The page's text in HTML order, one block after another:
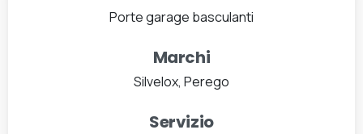
Porte garage basculanti
Marchi
Silvelox, Perego
Servizio